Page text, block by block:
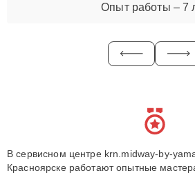
Опыт работы – 7
В сервисном центре krn.midway-by-
Красноярске работают опытные